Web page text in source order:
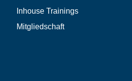
Inhouse Trainings
Mitgliedschaft